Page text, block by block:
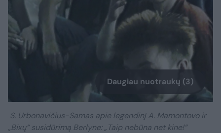
Daugiau nuotraukų (3)
S. Urbonavičius-Samas apie legendinį A. Mamontovo ir
„Bixų“ susidūrimą Berlyne: „Taip nebūna net kine!“